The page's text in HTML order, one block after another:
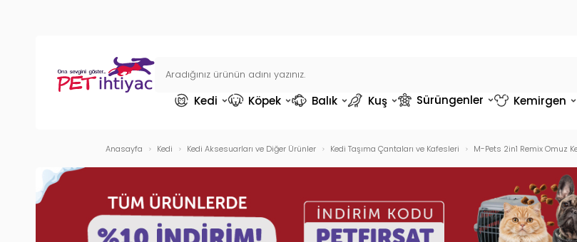
Kedi Köpek Balık Kuş Sürüngenler Kemirgen
Anasayfa Kedi Kedi Aksesuarları ve Diğer Ürünler Kedi Taşıma Çantaları ve Kafesleri M-Pets 2in1 Remix Omuz